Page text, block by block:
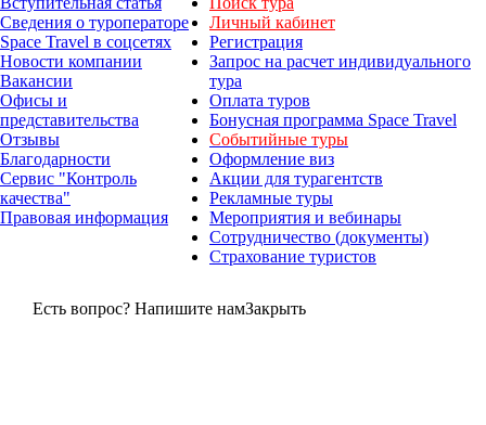
Сведения о туроператоре
Space Travel в соцсетях
Новости компании
Вакансии
Офисы и
представительства
Отзывы
Благодарности
Сервис "Контроль
качества"
Правовая информация
Личный кабинет
Регистрация
Запрос на расчет индивидуального
тура
Оплата туров
Бонусная программа Space Travel
Событийные туры
Оформление виз
Акции для турагентств
Рекламные туры
Мероприятия и вебинары
Сотрудничество (документы)
Страхование туристов
Есть вопрос? Напишите намЗакрыть